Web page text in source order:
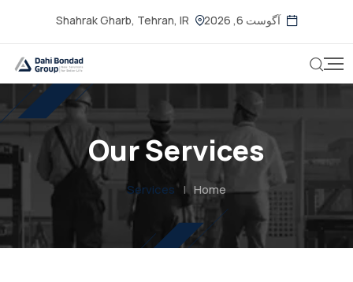
آگوست 6, 2026 Shahrak Gharb, Tehran, IR
Our Services
Services | Home